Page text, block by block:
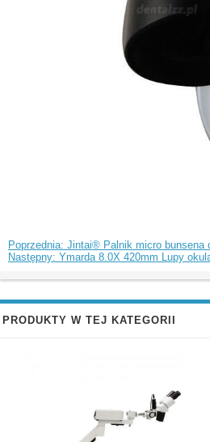
Poprzednia: Jintai® Palnik micro bunsena
Następny: Ymarda 8.0X 420mm Lupy
PRODUKTY W TEJ KATEGORII